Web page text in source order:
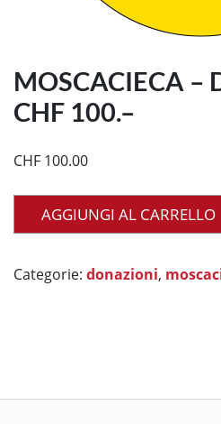
MOSCACIECA –
CHF 100.–
CHF 100.00
AGGIUNGI AL CARRELLO
Categorie: donazioni,